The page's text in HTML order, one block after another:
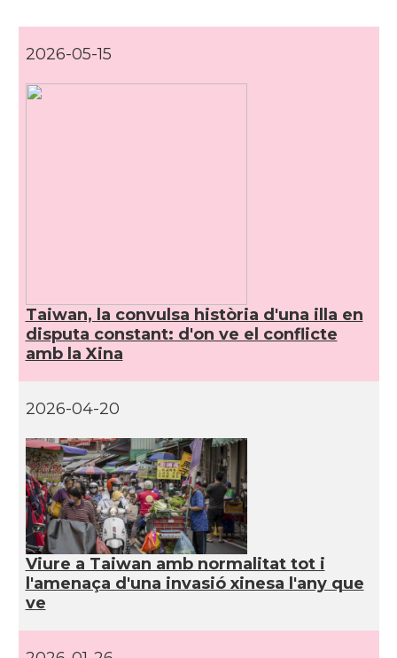
2026-05-15
Taiwan, la convulsa història d'una illa en
disputa constant: d'on ve el conflicte
amb la Xina
2026-04-20
Viure a Taiwan amb normalitat tot i
l'amenaça d'una invasió xinesa l'any que
ve